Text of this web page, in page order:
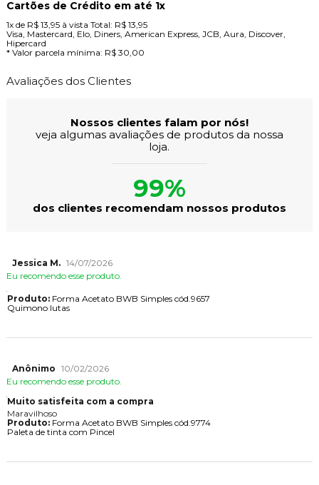
Cartões de Crédito em até 1x
1xde R$ 13,95 à vista Total: R$ 13,95
Visa, Mastercard, Elo, Diners, American Express, JCB, Aura, Discover,
Hipercard
* Valor parcela mínima: R$ 30,00
Avaliações dos Clientes
Nossos clientes falam por nós!
veja algumas avaliações de produtos da nossa
loja.
99%
dos clientes recomendam nossos produtos
Jessica M. 14/07/2026
Eu recomendo esse produto.
Produto:Forma Acetato BWB Simples cód.9657
Quimono lutas
Anônimo 10/02/2026
Eu recomendo esse produto.
Muito satisfeita com a compra
Maravilhoso
Produto:Forma Acetato BWB Simples cód.9774
Paleta de tinta com Pincel